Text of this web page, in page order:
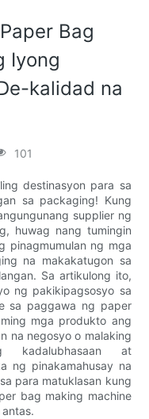
Bag
Iyong
kalidad na
101
destinasyon para sa
sa packaging! Kung
supplier ng
huwag nang tumingin
pinagmumulan ng mga
na makakatugon sa
Sa artikulong ito,
ng pakikipagsosyo sa
sa paggawa ng paper
mga produkto ang
na negosyo o malaking
kadalubhasaan at
ng pinakamahusay na
para matuklasan kung
bag making machine